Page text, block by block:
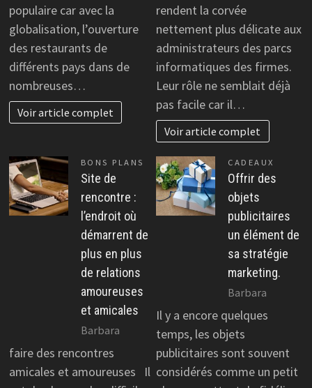
populaire car avec la
globalisation, l’ouverture
des restaurants de
différents pays dans de
nombreuses…
Voir article complet
rendent la corvée
nettement plus délicate aux
administrateurs des parcs
informatiques des firmes.
Leur rôle ne semblait déjà
pas facile car il…
Voir article complet
BONS PLANS
Site de
rencontre :
l’endroit où
démarrent de
plus en plus
de relations
amoureuses
et amicales
Barbara
faire des rencontres
amicales et amoureuses Il
CADEAUX
Offrir des
objets
publicitaires
un élément de
sa stratégie
marketing.
Barbara
Il y a encore quelques
temps, les objets
publicitaires sont souvent
considérés comme un petit